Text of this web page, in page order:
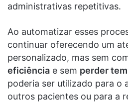
administrativas repetitivas.
Ao automatizar esses
continuar oferecendo um
personalizado, mas sem
eficiência e sem perder
poderia ser utilizado para o
outros pacientes ou para a